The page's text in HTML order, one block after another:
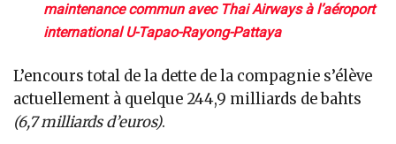
maintenance commun avec Thai Airways à l’aéroport
international U-Tapao-Rayong-Pattaya
L’encours total de la dette de la compagnie s’élève
actuellement à quelque 244,9 milliards de bahts
(6,7 milliards d’euros).